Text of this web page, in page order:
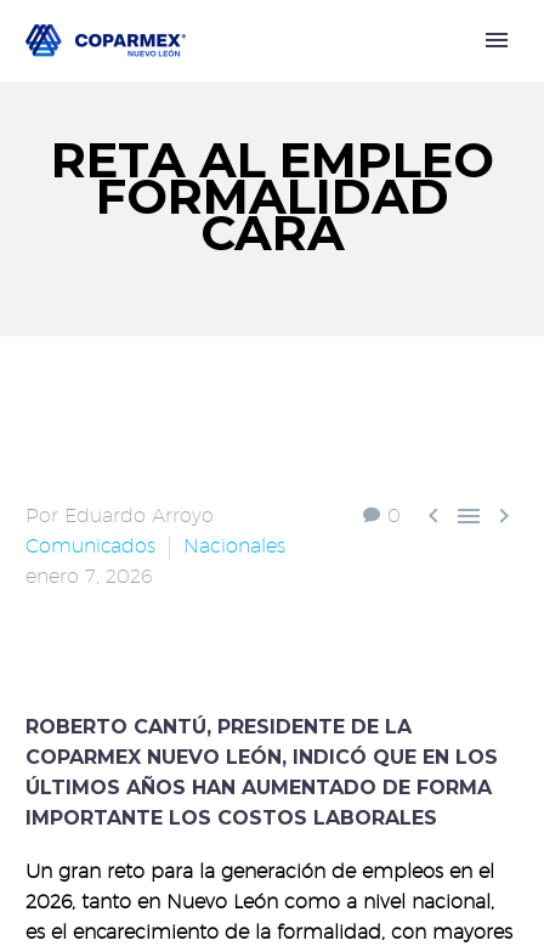
RETA AL EMPLEO
FORMALIDAD
CARA
0   
Por Eduardo Arroyo
Comunicados
Nacionales
enero 7, 2026
ROBERTO CANTÚ, PRESIDENTE DE LA
COPARMEX NUEVO LEÓN, INDICÓ QUE EN LOS
ÚLTIMOS AÑOS HAN AUMENTADO DE FORMA
IMPORTANTE LOS COSTOS LABORALES
Un gran reto para la generación de empleos en el
2026, tanto en Nuevo León como a nivel nacional,
es el encarecimiento de la formalidad, con mayores